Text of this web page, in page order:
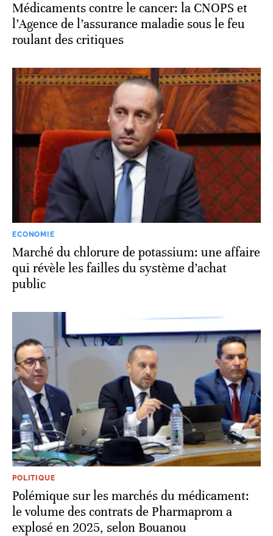
Médicaments contre le cancer: la CNOPS et
l’Agence de l’assurance maladie sous le feu
roulant des critiques
ECONOMIE
Marché du chlorure de potassium: une affaire
qui révèle les failles du système d’achat
public
POLITIQUE
Polémique sur les marchés du médicament:
le volume des contrats de Pharmaprom a
explosé en 2025, selon Bouanou